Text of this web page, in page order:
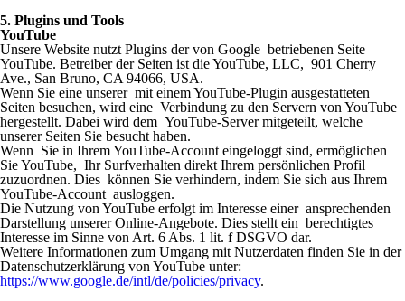
5. Plugins und Tools
YouTube
Unsere Website nutzt Plugins der von Google betriebenen Seite
YouTube. Betreiber der Seiten ist die YouTube, LLC, 901 Cherry
Ave., San Bruno, CA 94066, USA.
Wenn Sie eine unserer mit einem YouTube-Plugin ausgestatteten
Seiten besuchen, wird eine Verbindung zu den Servern von YouTube
hergestellt. Dabei wird dem YouTube-Server mitgeteilt, welche
unserer Seiten Sie besucht haben.
Wenn Sie in Ihrem YouTube-Account eingeloggt sind, ermöglichen
Sie YouTube, Ihr Surfverhalten direkt Ihrem persönlichen Profil
zuzuordnen. Dies können Sie verhindern, indem Sie sich aus Ihrem
YouTube-Account ausloggen.
Die Nutzung von YouTube erfolgt im Interesse einer ansprechenden
Darstellung unserer Online-Angebote. Dies stellt ein berechtigtes
Interesse im Sinne von Art. 6 Abs. 1 lit. f DSGVO dar.
Weitere Informationen zum Umgang mit Nutzerdaten finden Sie in der
Datenschutzerklärung von YouTube unter:
https://www.google.de/intl/de/policies/privacy.